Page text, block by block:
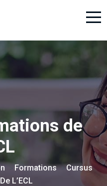
de
Formations >Cursus
L’ECL